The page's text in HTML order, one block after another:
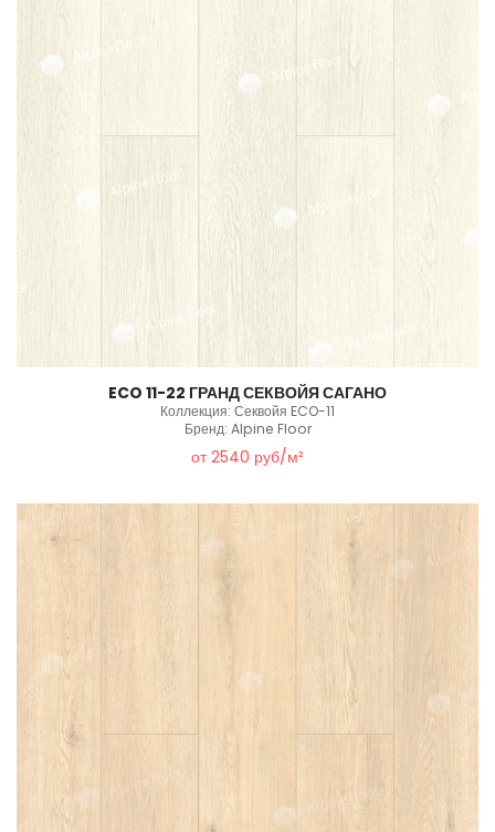
ECO 11-22 ГРАНД СЕКВОЙЯ САГАНО
Коллекция: Секвойя ECO-11
Бренд: Alpine Floor
от 2540 руб/м²